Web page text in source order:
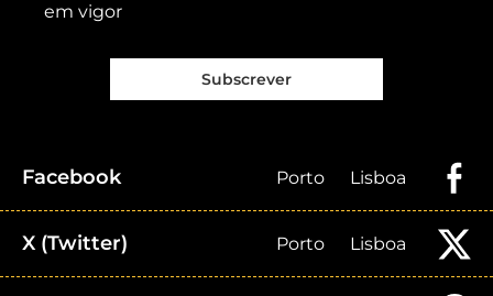
em vigor
Subscrever
Facebook Porto Lisboa
X (Twitter) Porto Lisboa